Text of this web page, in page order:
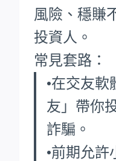
風險、穩賺
投資人。
常見套路：
•在交友軟
友」帶你
詐騙。
•前期允許